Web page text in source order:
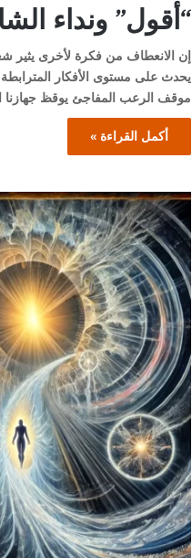
“أقول” ونداء
إن الانعطاف من فكرة لأخرى يثير
يحدث على مستوى الأفكار المترابطة
موقف الرعب المفاجئ يوقظ جهازنا
أكمل القراءة »